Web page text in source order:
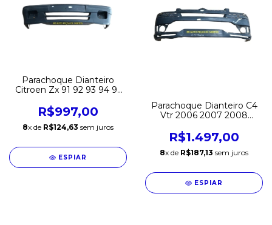
Parachoque Dianteiro
Citroen Zx 91 92 93 94 95
R$997,00
8x de R$124,63 sem juros
ESPIAR
Parachoque Dianteiro C4
Vtr 2006 2007 2008
R$1.497,00
8x de R$187,13 sem juros
ESPIAR